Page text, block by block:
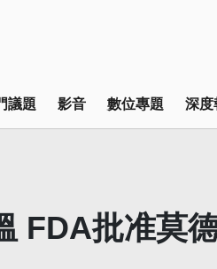
議題 影音 數位專題 深度
FDA批准莫